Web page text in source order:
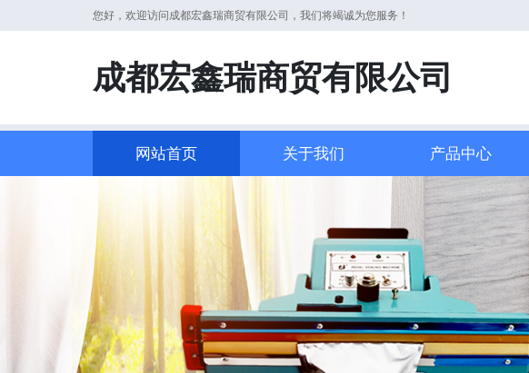
您好，欢迎访问成都宏鑫瑞商贸有限公司，我们将竭诚为您服务！
成都宏鑫瑞商贸有限公司
网站首页 关于我们 产品中心